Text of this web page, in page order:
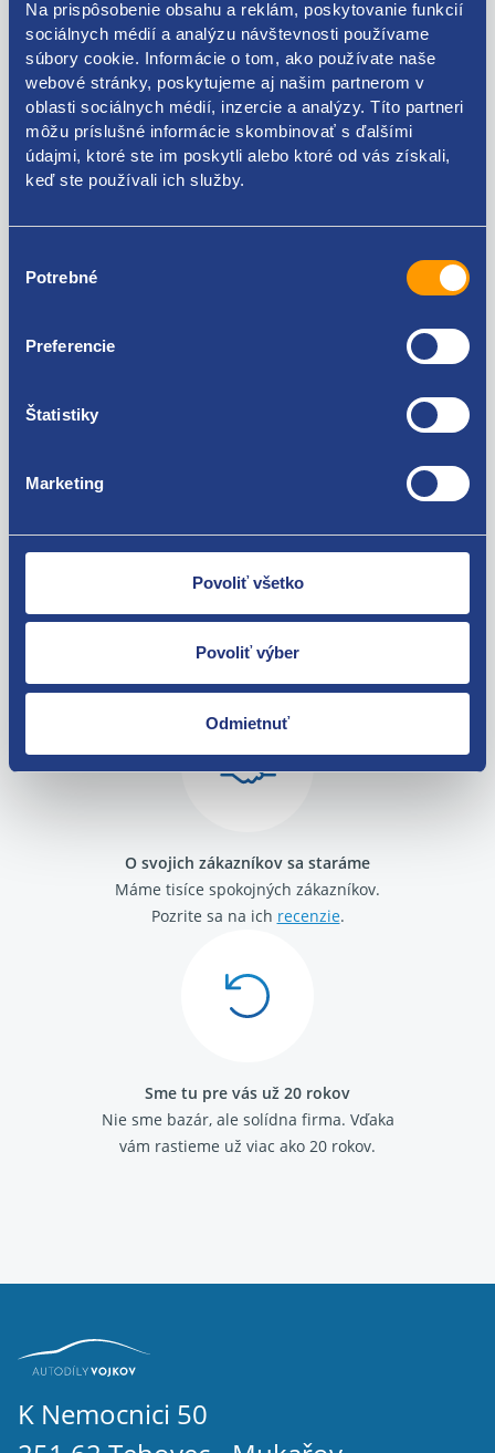
Na prispôsobenie obsahu a reklám, poskytovanie funkcií
sociálnych médií a analýzu návštevnosti používame
súbory cookie. Informácie o tom, ako používate naše
webové stránky, poskytujeme aj našim partnerom v
oblasti sociálnych médií, inzercie a analýzy. Títo partneri
môžu príslušné informácie skombinovať s ďalšími
údajmi, ktoré ste im poskytli alebo ktoré od vás získali,
keď ste používali ich služby.
súhlasu
Potrebné
Preferencie
Štatistiky
Marketing
Povoliť všetko
Povoliť výber
Odmietnuť
umiestnenia: predné
ŠKODA original: 6Y0807050C
Kódy produktov
Použiteľné pre vozidlá
Škoda Fabia I 1999-2007
Tovar môžete vrátiť do 60 dní od
zakúpenia. Alebo vám pošleme náhradu.
O svojich zákazníkov sa staráme
Máme tisíce spokojných zákazníkov.
Pozrite sa na ich recenzie.
Sme tu pre vás už 20 rokov
Nie sme bazár, ale solídna firma. Vďaka
vám rastieme už viac ako 20 rokov.
K Nemocnici 50